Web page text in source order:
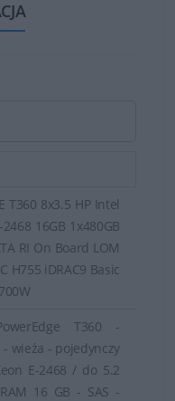
zostały z myślą o
i możliwości
się znakomitym
Są to idealne
firm, a także dla
rozwiązań dla
T360 8x3.5 HP Intel
2468 16GB 1x480GB
RI On Board LOM
H755 iDRAC9 Basic
T360 -
- wieża - pojedynczy
E-2468 / do 5.2
16 GB - SAS -